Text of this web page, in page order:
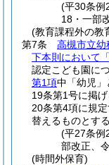
(平30条例
18・一部
(教育課程外の教
第7条
高槻市立幼
下本則において
認定こども園に
第1項中「幼児」
19条第1号に掲
20条第4項に規
替えるものとする
(平27条例
部改正、
(時間外保育)